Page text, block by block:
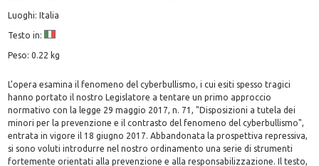
Luoghi: Italia
Testo in:
Peso: 0.22 kg
L'opera esamina il fenomeno del cyberbullismo, i cui esiti spesso tragici
hanno portato il nostro Legislatore a tentare un primo approccio
normativo con la legge 29 maggio 2017, n. 71, "Disposizioni a tutela dei
minori per la prevenzione e il contrasto del fenomeno del cyberbullismo",
entrata in vigore il 18 giugno 2017. Abbandonata la prospettiva repressiva,
si sono voluti introdurre nel nostro ordinamento una serie di strumenti
fortemente orientati alla prevenzione e alla responsabilizzazione. Il testo,